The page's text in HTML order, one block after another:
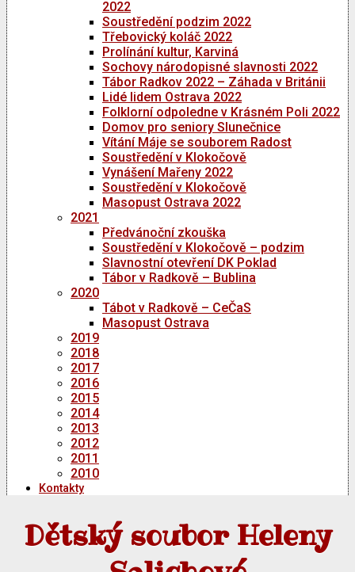
2022
Soustředění podzim 2022
Třebovický koláč 2022
Prolínání kultur, Karviná
Sochovy národopisné slavnosti 2022
Tábor Radkov 2022 – Záhada v Británii
Lidé lidem Ostrava 2022
Folklorní odpoledne v Krásném Poli 2022
Domov pro seniory Slunečnice
Vítání Máje se souborem Radost
Soustředění v Klokočově
Vynášení Mařeny 2022
Soustředění v Klokočově
Masopust Ostrava 2022
2021
Předvánoční zkouška
Soustředění v Klokočově – podzim
Slavnostní otevření DK Poklad
Tábor v Radkově – Bublina
2020
Tábot v Radkově – CeČaS
Masopust Ostrava
2019
2018
2017
2016
2015
2014
2013
2012
2011
2010
Kontakty
Dětský soubor Heleny